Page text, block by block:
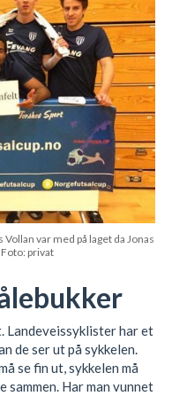
Vollan var med på laget da Jonas
privat
Landeveissyklister har et
de ser ut på sykkelen.
se fin ut, sykkelen må
sammen. Har man vunnet